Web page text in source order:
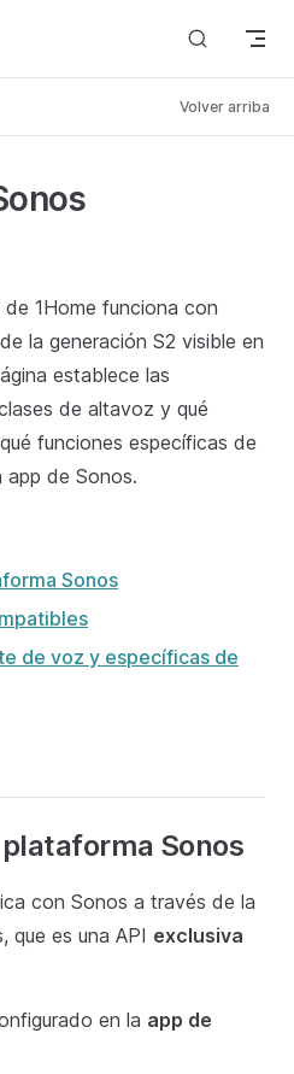
Volver arriba
1Home funciona con
la generación S2 visible en
establece las
de altavoz y qué
funciones específicas de
app de Sonos.
Sonos
de voz y específicas de
Sonos
con Sonos a través de la
que es una API exclusiva
en la app de